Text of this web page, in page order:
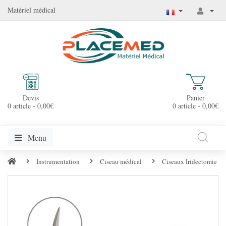
Matériel médical
Devis
0 article - 0,00€
Panier
0 article - 0,00€
Menu
Instrumentation Ciseau médical Ciseaux Iridectomie